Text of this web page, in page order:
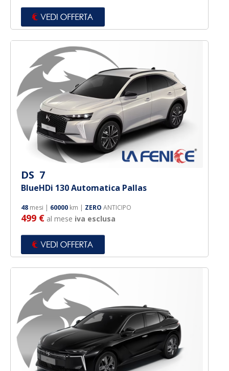
DS 7
BlueHDi 130 Automatica Pallas
48 mesi | 60000 km | ZERO ANTICIPO
499 € al mese iva esclusa